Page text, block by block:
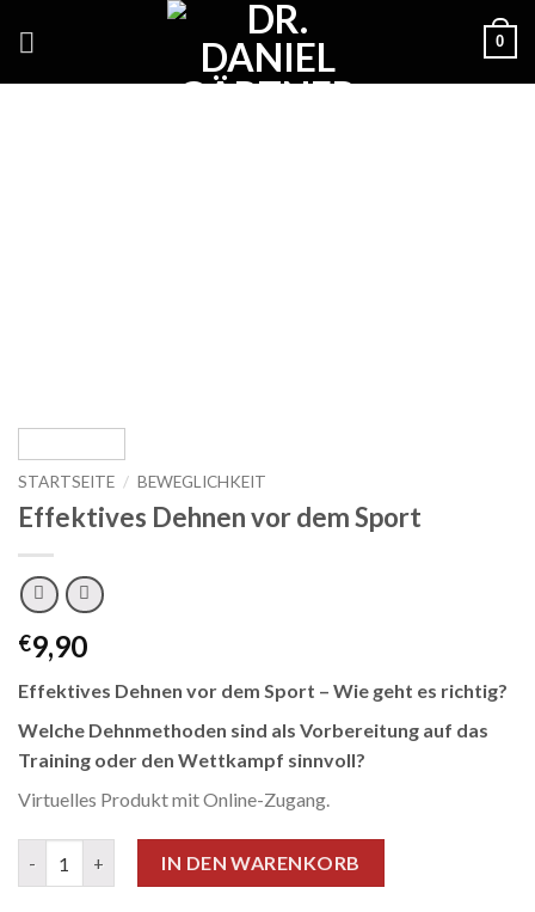
0
STARTSEITE / BEWEGLICHKEIT
Effektives Dehnen vor dem Sport
€9,90
Effektives Dehnen vor dem Sport – Wie geht es richtig?
Welche Dehnmethoden sind als Vorbereitung auf das
Training oder den Wettkampf sinnvoll?
Virtuelles Produkt mit Online-Zugang.
IN DEN WARENKORB